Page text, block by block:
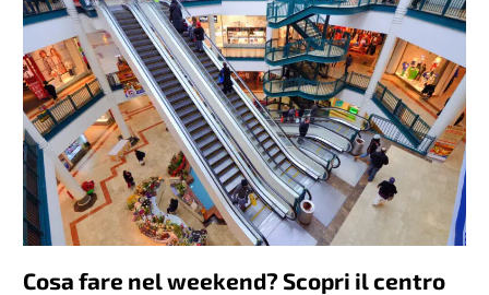
Cosa fare nel weekend? Scopri il centro